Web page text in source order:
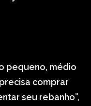
pequeno, médio
comprar
seu rebanho”,